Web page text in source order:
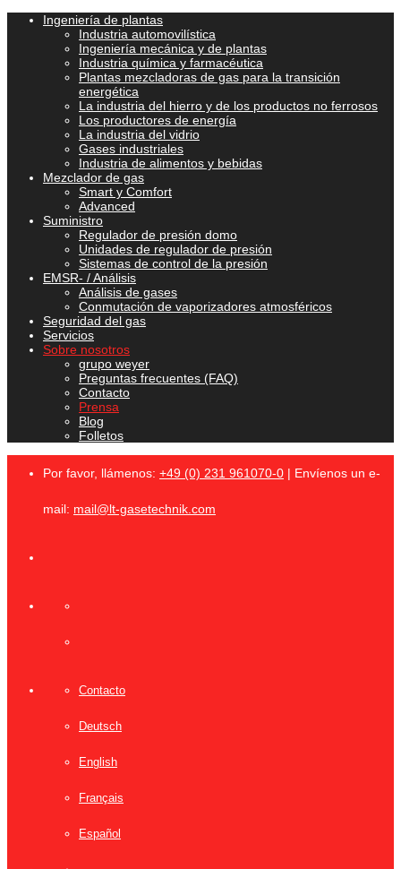
Ingeniería de plantas
Industria automovilística
Ingeniería mecánica y de plantas
Industria química y farmacéutica
Plantas mezcladoras de gas para la transición
energética
La industria del hierro y de los productos no ferrosos
Los productores de energía
La industria del vidrio
Gases industriales
Industria de alimentos y bebidas
Mezclador de gas
Smart y Comfort
Advanced
Suministro
Regulador de presión domo
Unidades de regulador de presión
Sistemas de control de la presión
EMSR- / Análisis
Análisis de gases
Conmutación de vaporizadores atmosféricos
Seguridad del gas
Servicios
Sobre nosotros
grupo weyer
Preguntas frecuentes (FAQ)
Contacto
Prensa
Blog
Folletos
Por favor, llámenos: +49 (0) 231 961070-0 | Envíenos un e-
mail: mail@lt-gasetechnik.com
Contacto
Deutsch
English
Français
Español